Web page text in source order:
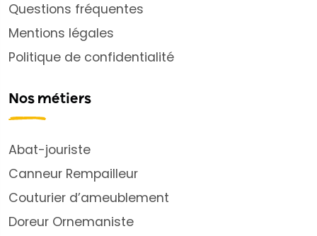
Questions fréquentes
Mentions légales
Politique de confidentialité
Nos métiers
Abat-jouriste
Canneur Rempailleur
Couturier d’ameublement
Doreur Ornemaniste